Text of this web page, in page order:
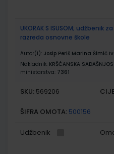
UKORAK S ISUSOM;
razreda osnovne škole
Autor(i): Josip Periš Marina Šimić
Nakladnik: KRŠĆANSKA
ministarstva: 7361
SKU: 569206
ŠIFRA OMOTA: 500156
Udžbenik